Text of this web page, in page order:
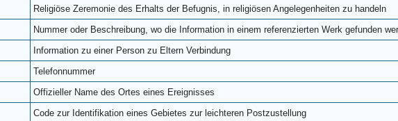
Religiöse Zeremonie des Erhalts der Befugnis, in religiösen Angelegenheiten zu handeln
Nummer oder Beschreibung, wo die Information in einem referenzierten Werk gefunden
Information zu einer Person zu Eltern Verbindung
Telefonnummer
Offizieller Name des Ortes eines Ereignisses
Code zur Identifikation eines Gebietes zur leichteren Postzustellung